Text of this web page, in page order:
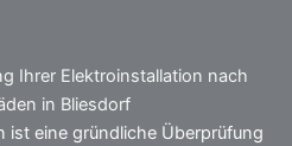
Ihrer Elektroinstallation nach
in Bliesdorf
ist eine gründliche Überprüfung